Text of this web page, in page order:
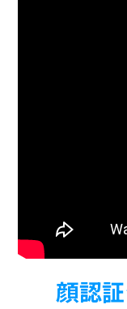
顔認